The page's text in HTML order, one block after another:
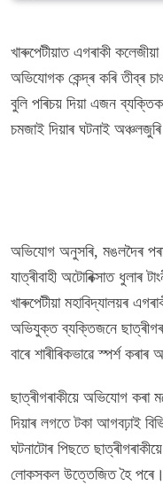
খাৰুপেটীয়াত এগৰাকী
অভিযোগক কেন্দ্ৰ কৰি তীব্ৰ
বুলি পৰিচয় দিয়া এজন
চমজাই দিয়াৰ ঘটনাই অঞ্চলজুৰি
অভিযোগ অনুসৰি, মঙলদৈৰ
যাত্ৰীবাহী অটোৰিক্সাত ধুলাৰ
খাৰুপেটীয়া মহাবিদ্যালয়ৰ
অভিযুক্ত ব্যক্তিজনে
বাৰে শাৰীৰিকভাৱে স্পৰ্শ
ছাত্ৰীগৰাকীয়ে অভিযোগ
দিয়াৰ লগতে টকা আগবঢ়াই
ঘটনাটোৰ পিছতে
লোকসকল উত্তেজিত হৈ পৰে।